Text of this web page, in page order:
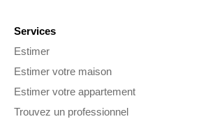
Services
Estimer
Estimer votre maison
Estimer votre appartement
Trouvez un professionnel